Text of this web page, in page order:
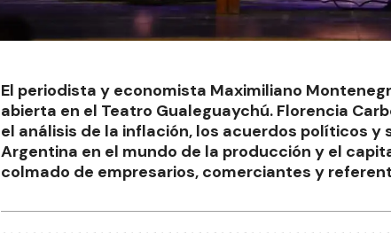
El periodista y economista Maximiliano
abierta en el Teatro Gualeguaychú. Florencia
el análisis de la inflación, los acuerdos políticos y
Argentina en el mundo de la producción y el
colmado de empresarios, comerciantes y